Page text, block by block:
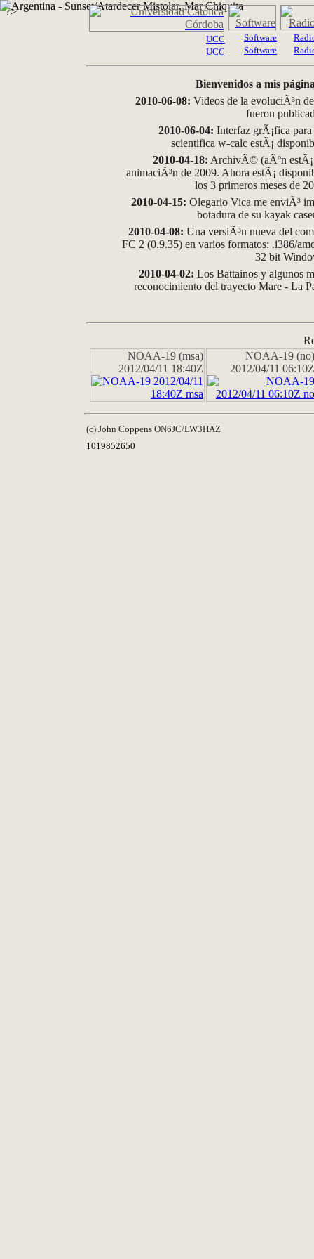
?>
UCC
UCC
Software
Software
Bienvenidos a mis
2010-06-08: Videos de la evoluciÃ³n
fueron
2010-06-04: Interfaz grÃ¡fica
scientifica w-calc estÃ¡
2010-04-18: ArchivÃ© (aÃºn
animaciÃ³n de 2009. Ahora estÃ¡
los 3 primeros meses de
2010-04-15: Olegario Vica me enviÃ³
botadura de su kayak
2010-04-08: Una versiÃ³n nueva del
FC 2 (0.9.35) en varios formatos: .i386/
32 bit
2010-04-02: Los Battainos y algunos
reconocimiento del trayecto Mare - La
NOAA-19 (msa)
2012/04/11 18:40Z
NOAA-19 (no)
2012/04/11 06:10Z
(c) John Coppens ON6JC/LW3HAZ
1019852650